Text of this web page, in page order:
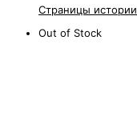
Страницы истории
Out of Stock